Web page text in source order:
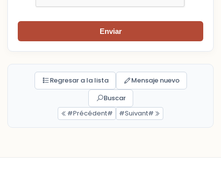
Enviar
Regresar a la lista
Mensaje nuevo
Buscar
#Précédent#
#Suivant#